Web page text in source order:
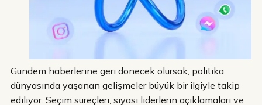
Gündem haberlerine geri dönecek olursak, politika
dünyasında yaşanan gelişmeler büyük bir ilgiyle takip
ediliyor. Seçim süreçleri, siyasi liderlerin açıklamaları ve